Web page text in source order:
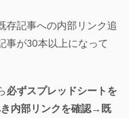
存記事への内部リンク追
事が30本以上になって
必ずスプレッドシートを
内部リンクを確認→既